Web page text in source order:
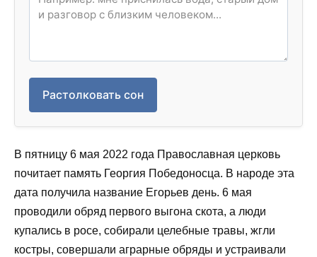
Растолковать сон
В пятницу 6 мая 2022 года Православная церковь
почитает память Георгия Победоносца. В народе эта
дата получила название Егорьев день. 6 мая
проводили обряд первого выгона скота, а люди
купались в росе, собирали целебные травы, жгли
костры, совершали аграрные обряды и устраивали